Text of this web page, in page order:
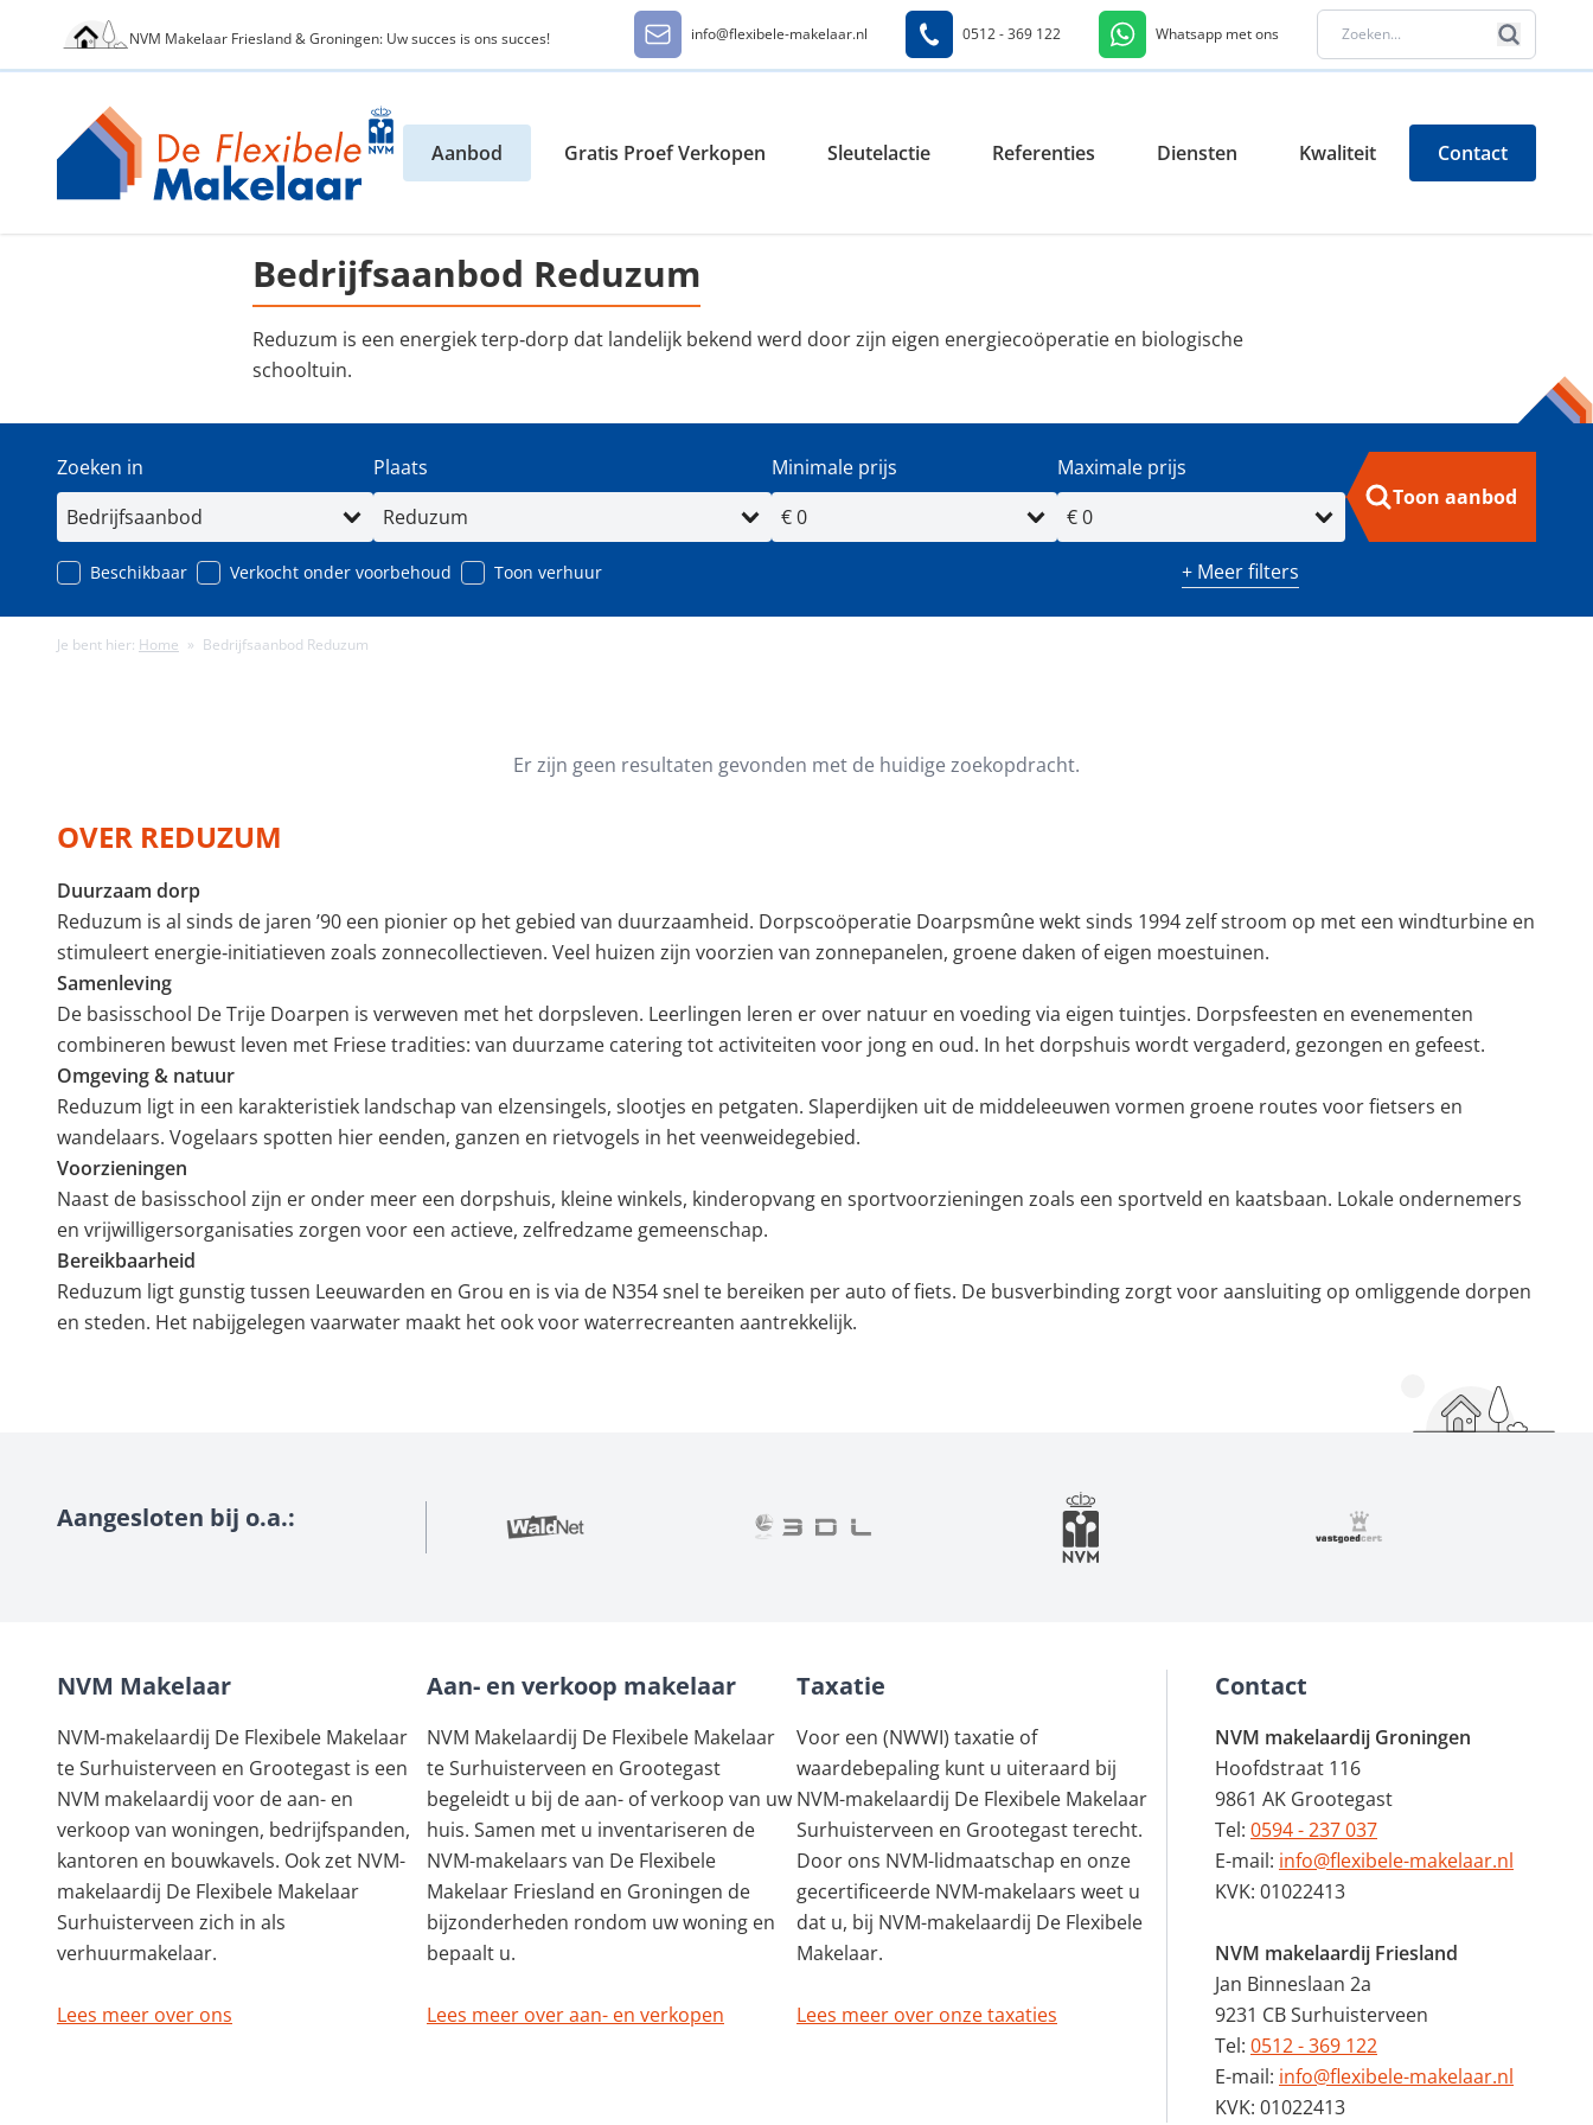
NVM Makelaar Friesland & Groningen: Uw succes is ons succes! info@flexibele-makelaar.nl 0512 - 369 122 Whatsapp met ons
Aanbod Gratis Proef Verkopen Sleutelactie Referenties Diensten Kwaliteit Contact
Bedrijfsaanbod Reduzum
Reduzum is een energiek terp‑dorp dat landelijk bekend werd door zijn eigen energiecoöperatie en biologische
schooltuin.
Zoeken in Plaats Minimale prijs
Maximale prijs
Toon aanbod
Beschikbaar Verkocht onder voorbehoud Toon verhuur + Meer filters
Minimale energielabel
Je bent hier: Home » Bedrijfsaanbod Reduzum
Er zijn geen resultaten gevonden met de huidige zoekopdracht.
OVER REDUZUM
Duurzaam dorp
Reduzum is al sinds de jaren ’90 een pionier op het gebied van duurzaamheid. Dorpscoöperatie Doarpsmûne wekt sinds 1994 zelf stroom op met een windturbine en
stimuleert energie‑initiatieven zoals zonnecollectieven. Veel huizen zijn voorzien van zonnepanelen, groene daken of eigen moestuinen.
Samenleving
De basisschool De Trije Doarpen is verweven met het dorpsleven. Leerlingen leren er over natuur en voeding via eigen tuintjes. Dorpsfeesten en evenementen
combineren bewust leven met Friese tradities: van duurzame catering tot activiteiten voor jong en oud. In het dorpshuis wordt vergaderd, gezongen en gefeest.
Omgeving & natuur
Reduzum ligt in een karakteristiek landschap van elzensingels, slootjes en petgaten. Slaperdijken uit de middeleeuwen vormen groene routes voor fietsers en
wandelaars. Vogelaars spotten hier eenden, ganzen en rietvogels in het veenweidegebied.
Voorzieningen
Naast de basisschool zijn er onder meer een dorpshuis, kleine winkels, kinderopvang en sportvoorzieningen zoals een sportveld en kaatsbaan. Lokale ondernemers
en vrijwilligersorganisaties zorgen voor een actieve, zelfredzame gemeenschap.
Bereikbaarheid
Reduzum ligt gunstig tussen Leeuwarden en Grou en is via de N354 snel te bereiken per auto of fiets. De busverbinding zorgt voor aansluiting op omliggende dorpen
en steden. Het nabijgelegen vaarwater maakt het ook voor waterrecreanten aantrekkelijk.
Aangesloten bij o.a.:
NVM Makelaar
NVM-makelaardij De Flexibele Makelaar
te Surhuisterveen en Grootegast is een
NVM makelaardij voor de aan- en
verkoop van woningen, bedrijfspanden,
kantoren en bouwkavels. Ook zet NVM-
makelaardij De Flexibele Makelaar
Surhuisterveen zich in als
verhuurmakelaar.
Lees meer over ons
Aan- en verkoop makelaar
NVM Makelaardij De Flexibele Makelaar
te Surhuisterveen en Grootegast
begeleidt u bij de aan- of verkoop van uw
huis. Samen met u inventariseren de
NVM-makelaars van De Flexibele
Makelaar Friesland en Groningen de
bijzonderheden rondom uw woning en
bepaalt u.
Lees meer over aan- en verkopen
Taxatie
Voor een (NWWI) taxatie of
waardebepaling kunt u uiteraard bij
NVM-makelaardij De Flexibele Makelaar
Surhuisterveen en Grootegast terecht.
Door ons NVM-lidmaatschap en onze
gecertificeerde NVM-makelaars weet u
dat u, bij NVM-makelaardij De Flexibele
Makelaar.
Lees meer over onze taxaties
Contact
NVM makelaardij Groningen
Hoofdstraat 116
9861 AK Grootegast
Tel: 0594 - 237 037
E-mail: info@flexibele-makelaar.nl
KVK: 01022413
NVM makelaardij Friesland
Jan Binneslaan 2a
9231 CB Surhuisterveen
Tel: 0512 - 369 122
E-mail: info@flexibele-makelaar.nl
KVK: 01022413